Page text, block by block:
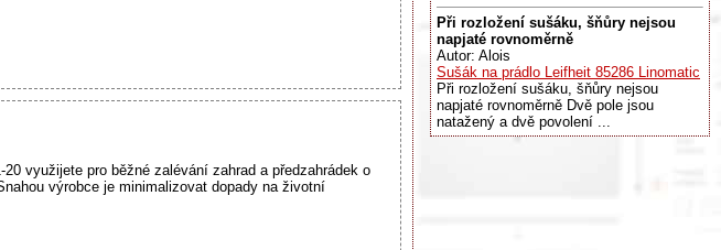
využijete pro běžné zalévání zahrad a předzahrádek o
výrobce je minimalizovat dopady na životní
Při rozložení sušáku, šňůry nejsou
napjaté rovnoměrně
Autor: Alois
Sušák na prádlo Leifheit 85286 Linomatic
Při rozložení sušáku, šňůry nejsou
napjaté rovnoměrně Dvě pole jsou
natažený a dvě povolení ...